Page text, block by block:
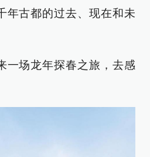
年古都的过去、现在和未
一场龙年探春之旅，去感